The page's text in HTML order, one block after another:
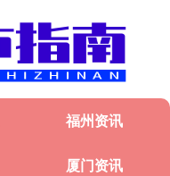
福州资讯
厦门资讯